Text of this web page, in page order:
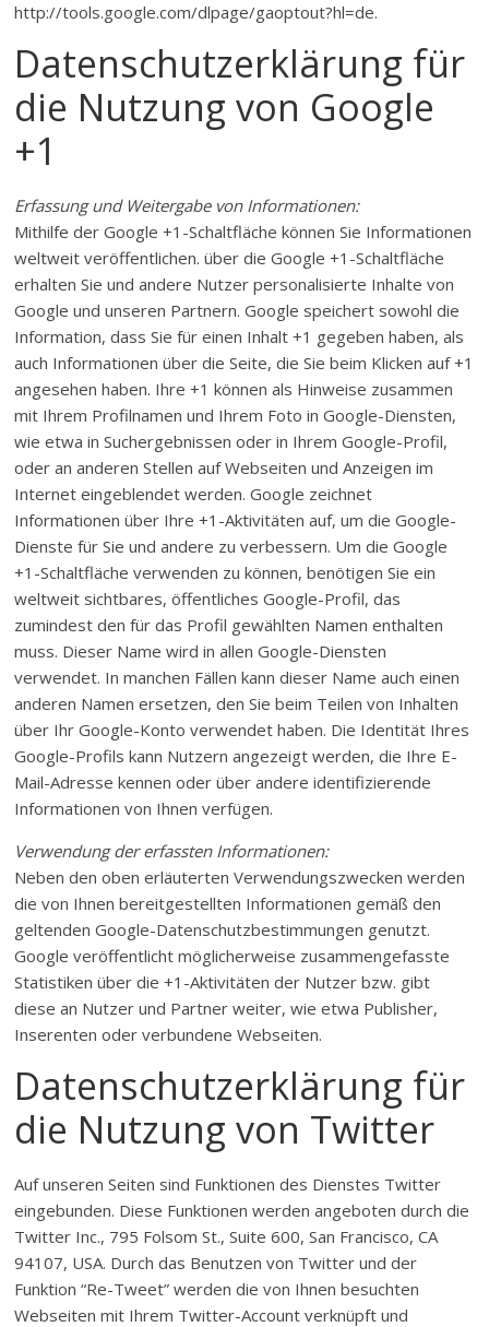
http://tools.google.com/dlpage/gaoptout?hl=de.
Datenschutzerklärung für
die Nutzung von Google
+1
Erfassung und Weitergabe von Informationen:
Mithilfe der Google +1-Schaltfläche können Sie Informationen
weltweit veröffentlichen. über die Google +1-Schaltfläche
erhalten Sie und andere Nutzer personalisierte Inhalte von
Google und unseren Partnern. Google speichert sowohl die
Information, dass Sie für einen Inhalt +1 gegeben haben, als
auch Informationen über die Seite, die Sie beim Klicken auf +1
angesehen haben. Ihre +1 können als Hinweise zusammen
mit Ihrem Profilnamen und Ihrem Foto in Google-Diensten,
wie etwa in Suchergebnissen oder in Ihrem Google-Profil,
oder an anderen Stellen auf Webseiten und Anzeigen im
Internet eingeblendet werden. Google zeichnet
Informationen über Ihre +1-Aktivitäten auf, um die Google-
Dienste für Sie und andere zu verbessern. Um die Google
+1-Schaltfläche verwenden zu können, benötigen Sie ein
weltweit sichtbares, öffentliches Google-Profil, das
zumindest den für das Profil gewählten Namen enthalten
muss. Dieser Name wird in allen Google-Diensten
verwendet. In manchen Fällen kann dieser Name auch einen
anderen Namen ersetzen, den Sie beim Teilen von Inhalten
über Ihr Google-Konto verwendet haben. Die Identität Ihres
Google-Profils kann Nutzern angezeigt werden, die Ihre E-
Mail-Adresse kennen oder über andere identifizierende
Informationen von Ihnen verfügen.
Verwendung der erfassten Informationen:
Neben den oben erläuterten Verwendungszwecken werden
die von Ihnen bereitgestellten Informationen gemäß den
geltenden Google-Datenschutzbestimmungen genutzt.
Google veröffentlicht möglicherweise zusammengefasste
Statistiken über die +1-Aktivitäten der Nutzer bzw. gibt
diese an Nutzer und Partner weiter, wie etwa Publisher,
Inserenten oder verbundene Webseiten.
Datenschutzerklärung für
die Nutzung von Twitter
Auf unseren Seiten sind Funktionen des Dienstes Twitter
eingebunden. Diese Funktionen werden angeboten durch die
Twitter Inc., 795 Folsom St., Suite 600, San Francisco, CA
94107, USA. Durch das Benutzen von Twitter und der
Funktion “Re-Tweet” werden die von Ihnen besuchten
Webseiten mit Ihrem Twitter-Account verknüpft und